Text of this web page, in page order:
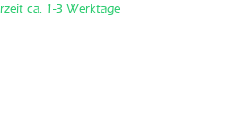
ca. 1-3 Werktage